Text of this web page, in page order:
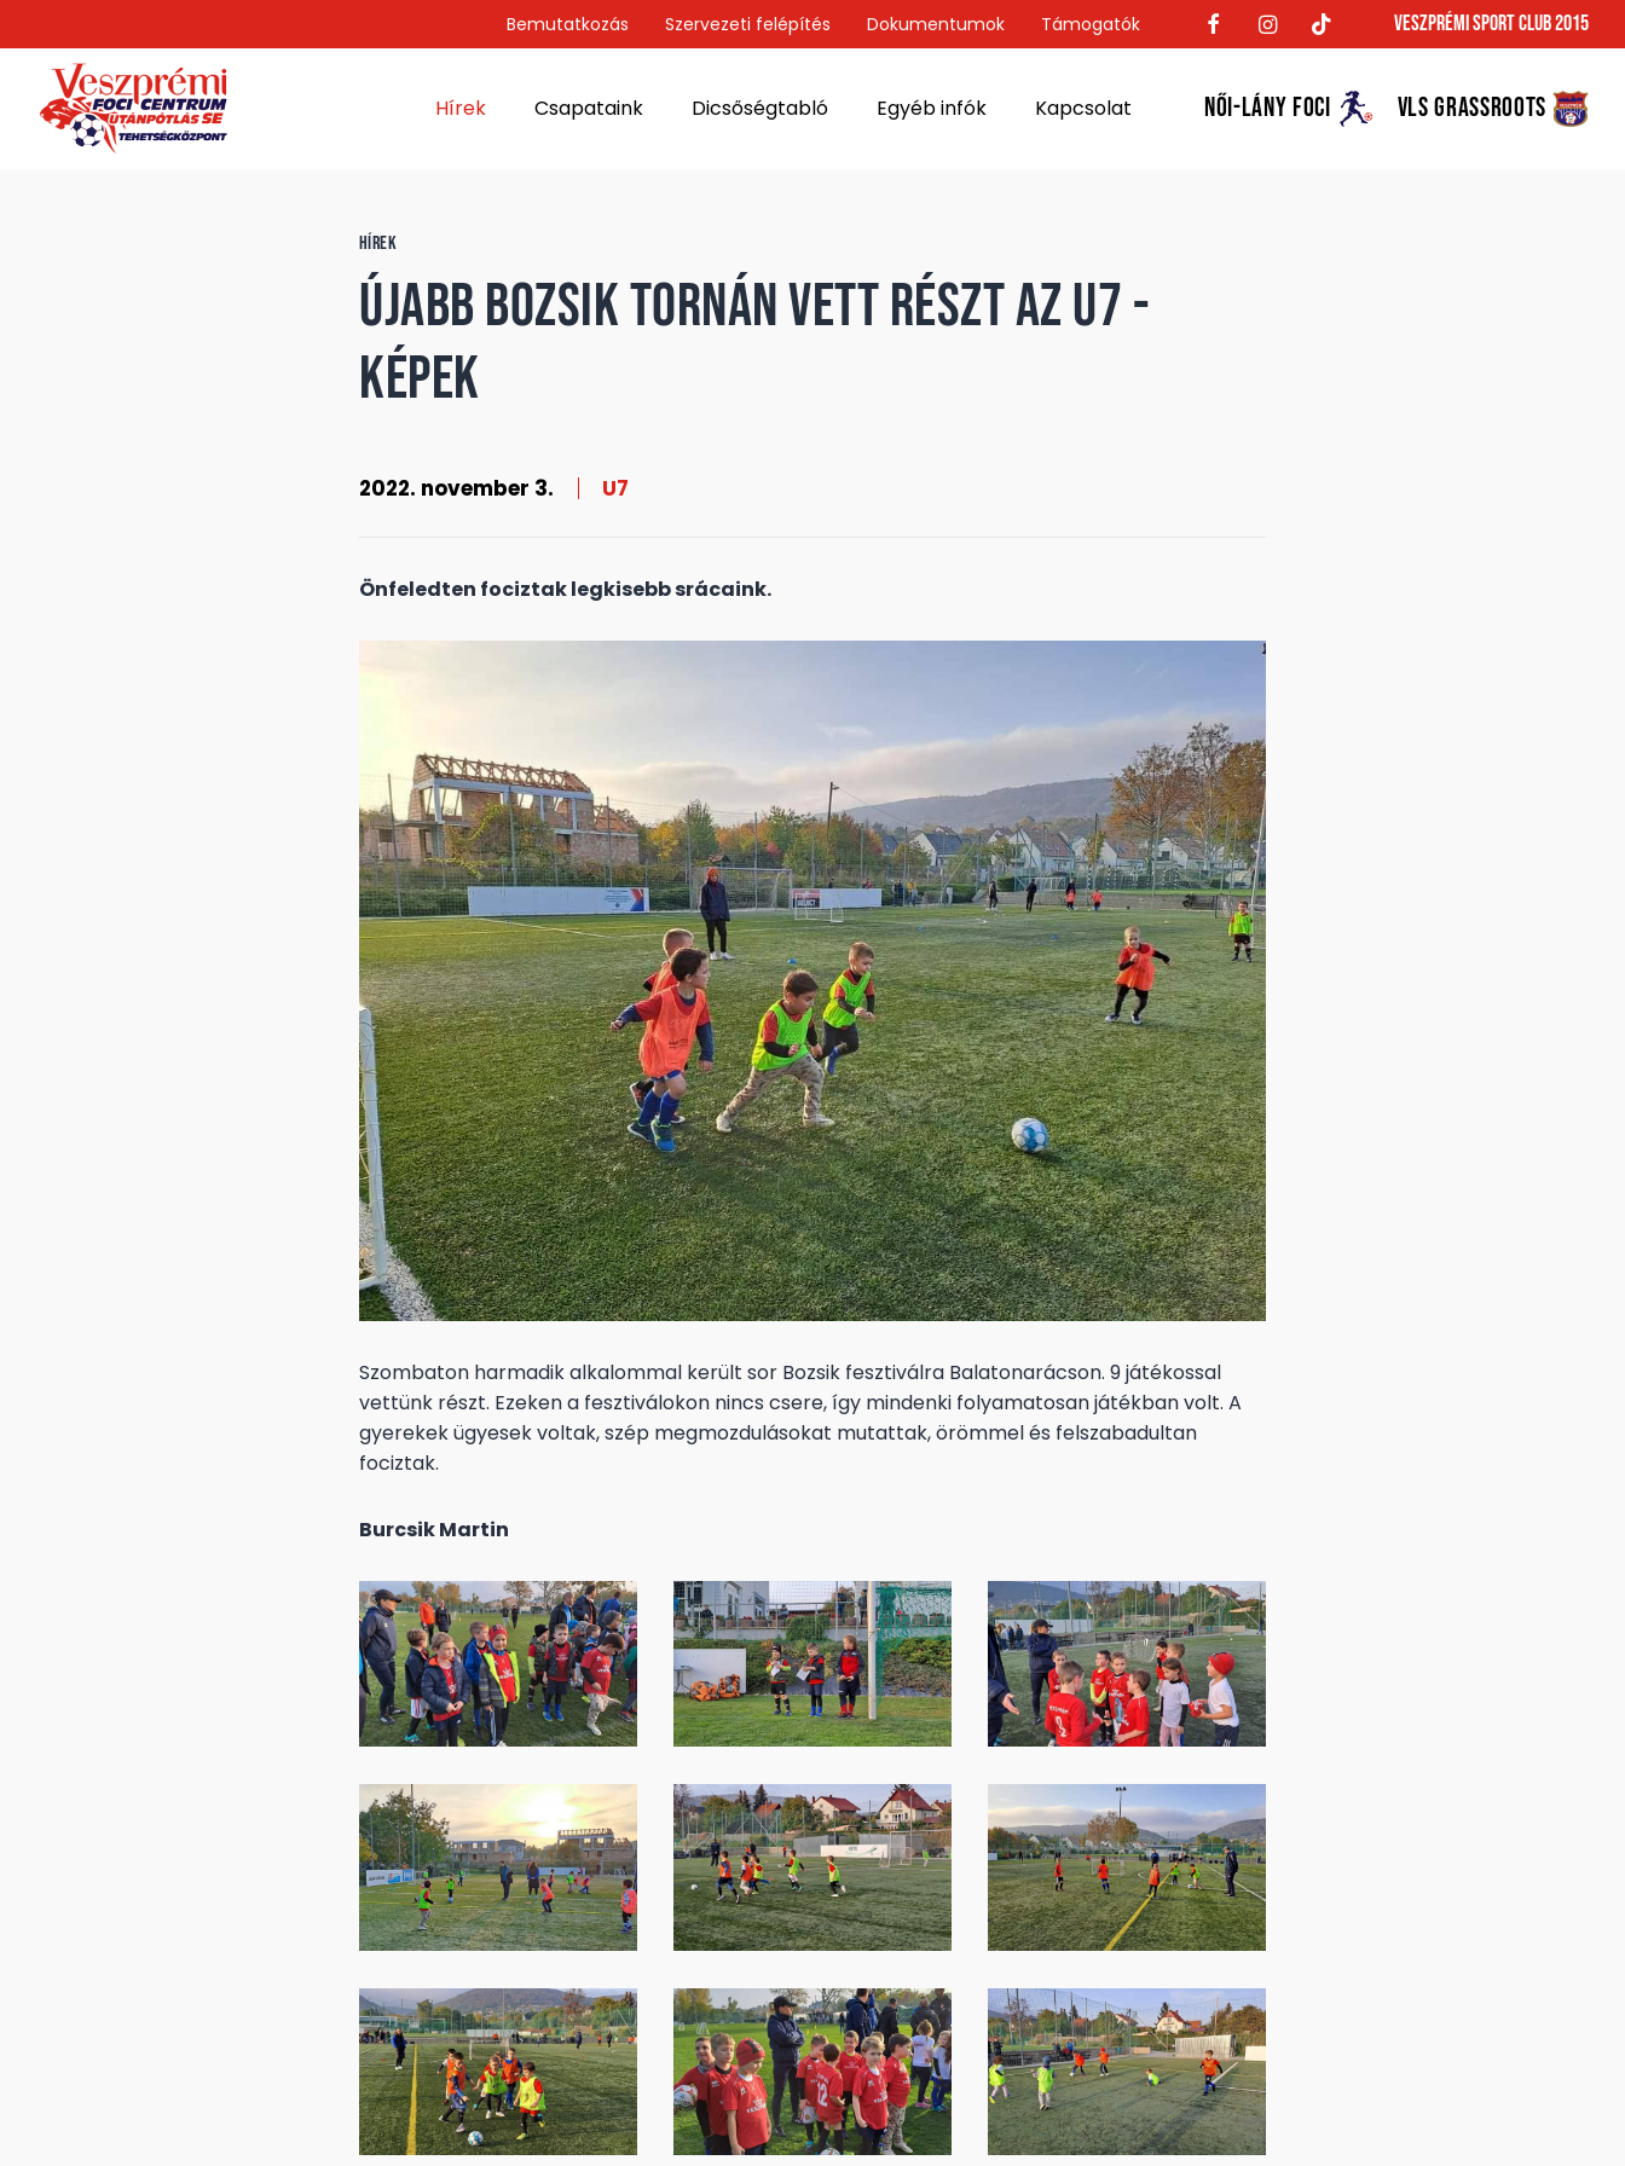
Bemutatkozás Szervezeti felépítés Dokumentumok Támogatók Veszprémi Sport Club 2015
NŐI-LÁNY FOCI VLS GRASSROOTS
Hírek Csapataink Dicsőségtabló Egyéb infók Kapcsolat
HÍREK
Újabb Bozsik tornán vett részt az U7 -
KÉPEK
2022. november 3. U7
Önfeledten fociztak legkisebb srácaink.
Szombaton harmadik alkalommal került sor Bozsik fesztiválra Balatonarácson. 9 játékossal
vettünk részt. Ezeken a fesztiválokon nincs csere, így mindenki folyamatosan játékban volt. A
gyerekek ügyesek voltak, szép megmozdulásokat mutattak, örömmel és felszabadultan
fociztak.
Burcsik Martin